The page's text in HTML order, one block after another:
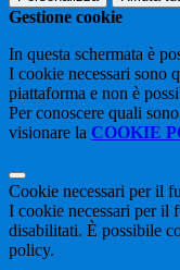
Gestione cookie
In questa schermata è
I cookie necessari sono
piattaforma e non è
Per conoscere quali
visionare la COOKIE
Cookie necessari per il
I cookie necessari per il
disabilitati. È possibile
policy.